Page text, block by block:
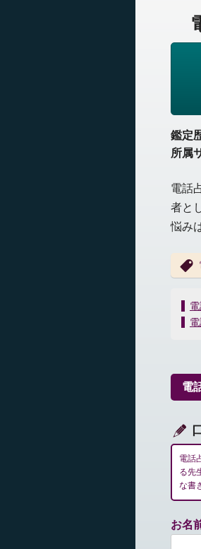
鑑定
所属
電話
者と
悩み
投
稿
ー
シ
ン
電
電話
る先
な書
お名